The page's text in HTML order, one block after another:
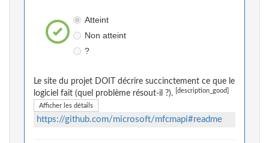
Atteint
Non atteint
?
Le site du projet DOIT décrire succinctement ce que le
logiciel fait (quel problème résout-il ?).
[description_good]
Afficher les détails
https://github.com/microsoft/mfcmapi#readme